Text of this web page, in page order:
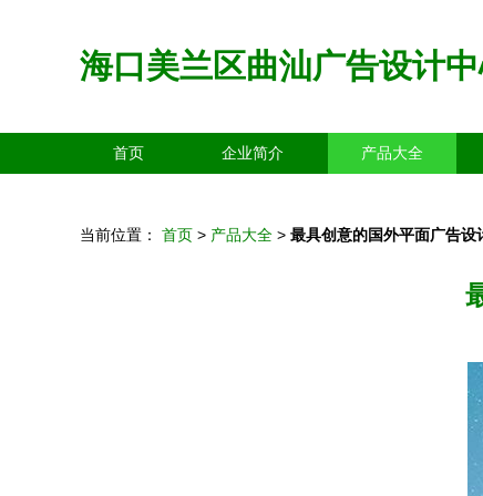
海口美兰区曲汕广告设计
首页 企业简介 产品大全
当前位置： 首页 > 产品大全 > 最具创意的国外平面广告设